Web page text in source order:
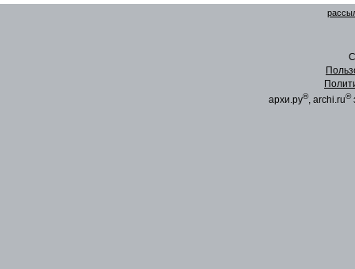
архи.ру®, archi.ru®